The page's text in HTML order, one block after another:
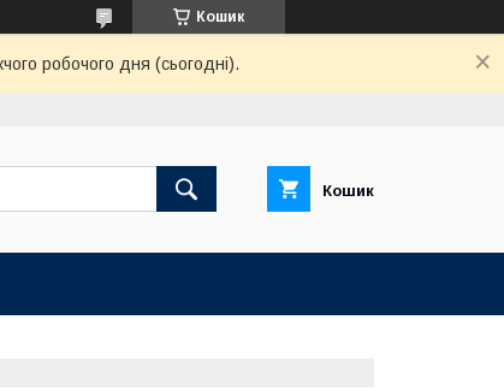
Кошик
робочого дня (сьогодні).
Кошик